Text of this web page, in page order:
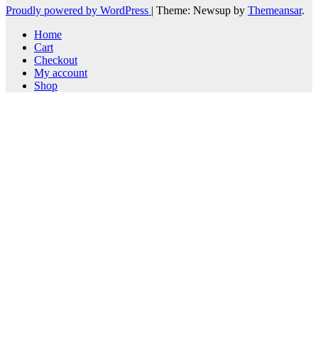
Proudly powered by WordPress | Theme: Newsup by Themeansar.
Home
Cart
Checkout
My account
Shop